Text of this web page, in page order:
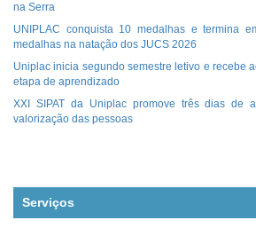
na Serra
UNIPLAC conquista 10 medalhas e termina
medalhas na natação dos JUCS 2026
Uniplac inicia segundo semestre letivo e recebe
etapa de aprendizado
XXI SIPAT da Uniplac promove três dias de
valorização das pessoas
Serviços